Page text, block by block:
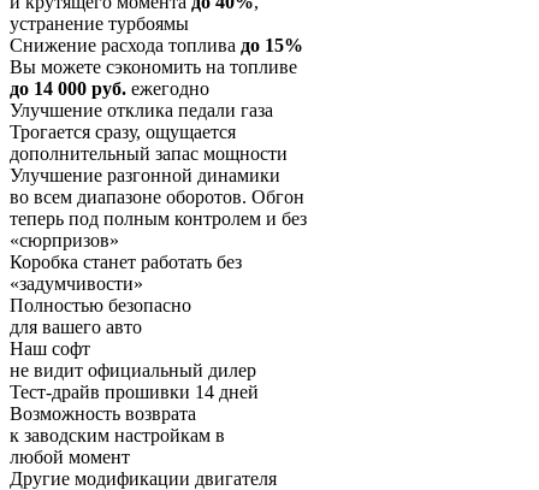
устранение турбоямы
Снижение расхода топлива до 15%
Вы можете сэкономить на топливе
до 14 000 руб. ежегодно
Улучшение отклика педали газа
Трогается сразу, ощущается
дополнительный запас мощности
Улучшение разгонной динамики
во всем диапазоне оборотов. Обгон
теперь под полным контролем и без
«сюрпризов»
Коробка станет работать без
«задумчивости»
Полностью безопасно
для вашего авто
Наш софт
не видит официальный дилер
Тест-драйв прошивки 14 дней
Возможность возврата
к заводским настройкам в
любой момент
Другие модификации двигателя